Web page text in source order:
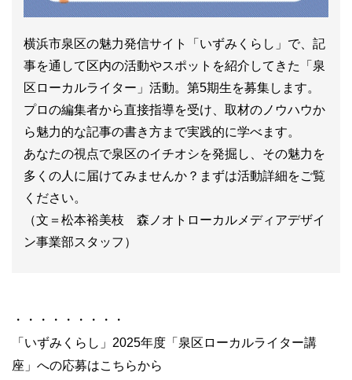
横浜市泉区の魅力発信サイト「いずみくらし」で、記
事を通して区内の活動やスポットを紹介してきた「泉
区ローカルライター」活動。第5期生を募集します。
プロの編集者から直接指導を受け、取材のノウハウか
ら魅力的な記事の書き方まで実践的に学べます。
あなたの視点で泉区のイチオシを発掘し、その魅力を
多くの人に届けてみませんか？まずは活動詳細をご覧
ください。
（文＝松本裕美枝 森ノオトローカルメディアデザイ
ン事業部スタッフ）
・・・・・・・・・
「いずみくらし」2025年度「泉区ローカルライター講
座」への応募はこちらから